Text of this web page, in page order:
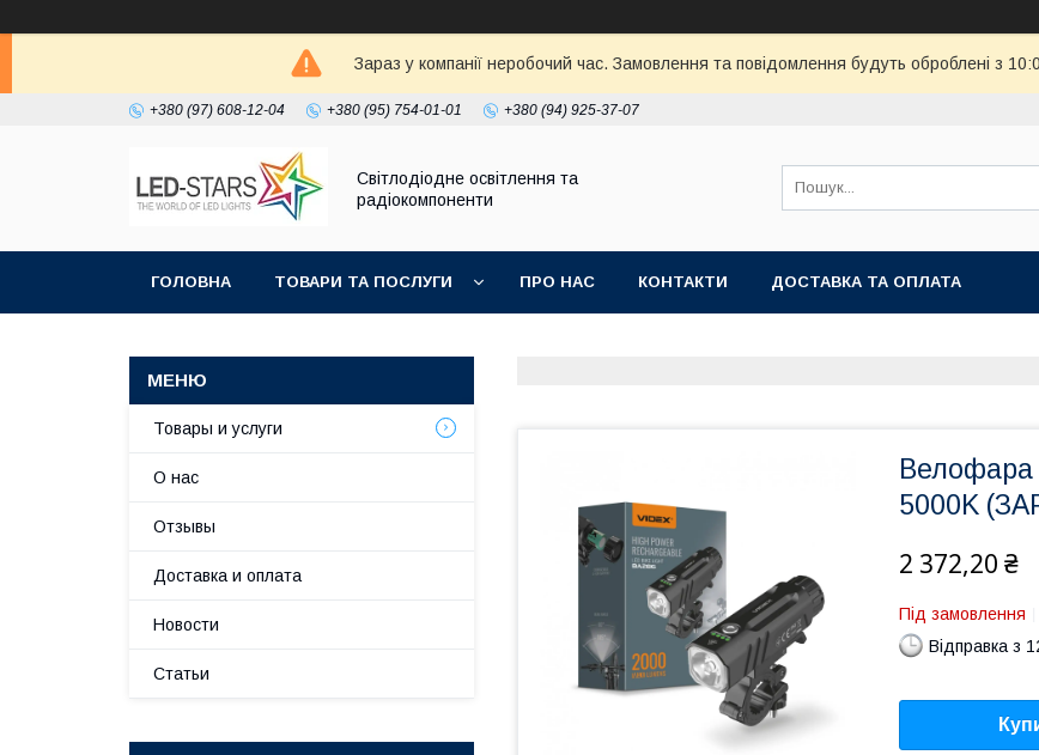
Зараз у компанії неробочий час. Замовлення та повідомлення будуть оброблені з
+380 (97) 608-12-04 +380 (95) 754-01-01 +380 (94) 925-37-07
Світлодіодне освітлення та
радіокомпоненти
ГОЛОВНА ТОВАРИ ТА ПОСЛУГИ ПРО НАС КОНТАКТИ ДОСТАВКА ТА ОПЛАТА
Велофара
5000K
2 372,20 ₴
Під замовлення
Відправка з
Товары и услуги
О нас
Отзывы
Доставка и оплата
Новости
Статьи